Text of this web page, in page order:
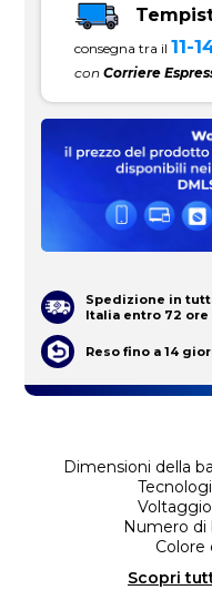
Dimensioni della
Numero di
Colore
Scopri
consegna tra il 11-
conCorriere
Spedizione in
Italia entro 72 ore
Reso fino a 14